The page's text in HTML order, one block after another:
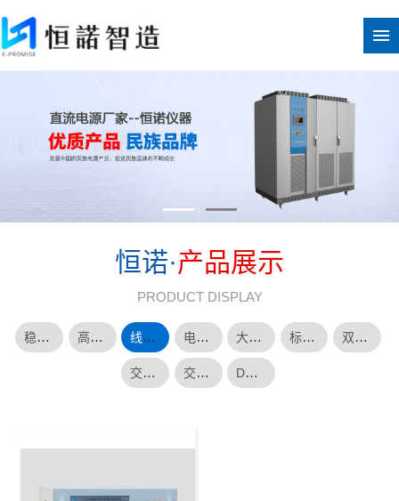
恒诺·产品展示
PRODUCT DISPLAY
稳压稳流直流电源 高压直流电源 线性直流电源 电容器纹波耐久性测试电源 大功率可控硅整流电源 标准机箱模块化电源 双向电源
交流恒流源 交流变频恒压源 DC转AC逆变电源